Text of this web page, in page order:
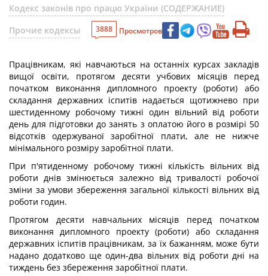
Кодекс законів про працю України (СОДЕРЖАНИЕ)
Прочие кодексы
3888 Просмотров
Працівникам, які навчаються на останніх курсах закладів
вищої освіти, протягом десяти учбових місяців перед
початком виконання дипломного проекту (роботи) або
складання державних іспитів надається щотижнево при
шестиденному робочому тижні один вільний від роботи
день для підготовки до занять з оплатою його в розмірі 50
відсотків одержуваної заробітної плати, але не нижче
мінімального розміру заробітної плати.
При п'ятиденному робочому тижні кількість вільних від
роботи днів змінюється залежно від тривалості робочої
зміни за умови збереження загальної кількості вільних від
роботи годин.
Протягом десяти навчальних місяців перед початком
виконання дипломного проекту (роботи) або складання
державних іспитів працівникам, за їх бажанням, може бути
надано додатково ще один-два вільних від роботи дні на
тиждень без збереження заробітної плати.